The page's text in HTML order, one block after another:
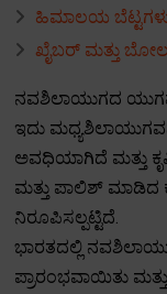
ಹಿಮಾಲಯ
ಖೈಬರ್ ಮತ್ತು
ನವಶಿಲಾಯುಗದ
ಇದು
ಅವಧಿಯಾಗಿದೆ ಮತ್ತು
ಮತ್ತು ಪಾಲಿಶ್
ನಿರೂಪಿಸಲ್ಪಟ್ಟಿದೆ.
ಭಾರತದಲ್ಲಿ
ಪ್ರಾರಂಭವಾಯಿತು